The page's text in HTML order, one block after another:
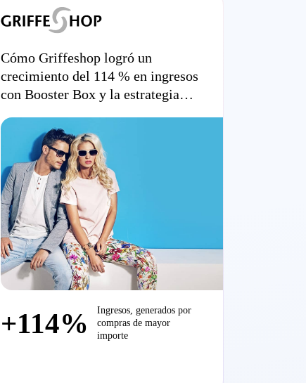
Cómo Griffeshop logró un
crecimiento del 114 % en ingresos
con Booster Box y la estrategia
+114%
Ingresos, generados por
compras de mayor
importe